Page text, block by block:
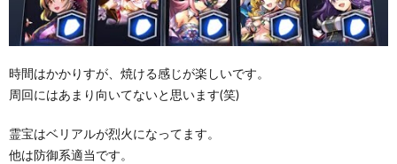
時間はかかりすが、焼ける感じが楽しいです。
周回にはあまり向いてないと思います(笑)
霊宝はベリアルが烈火になってます。
他は防御系適当です。